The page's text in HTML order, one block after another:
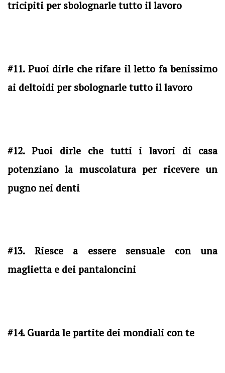
tricipiti per sbolognarle tutto il lavoro
#11. Puoi dirle che rifare il letto fa benissimo
ai deltoidi per sbolognarle tutto il lavoro
#12. Puoi dirle che tutti i lavori di casa
potenziano la muscolatura per ricevere un
pugno nei denti
#13. Riesce a essere sensuale con una
maglietta e dei pantaloncini
#14. Guarda le partite dei mondiali con te